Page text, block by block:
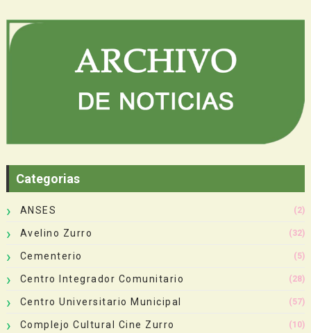
Categorias
ANSES (2)
Avelino Zurro (32)
Cementerio (5)
Centro Integrador Comunitario (28)
Centro Universitario Municipal (57)
Complejo Cultural Cine Zurro (10)